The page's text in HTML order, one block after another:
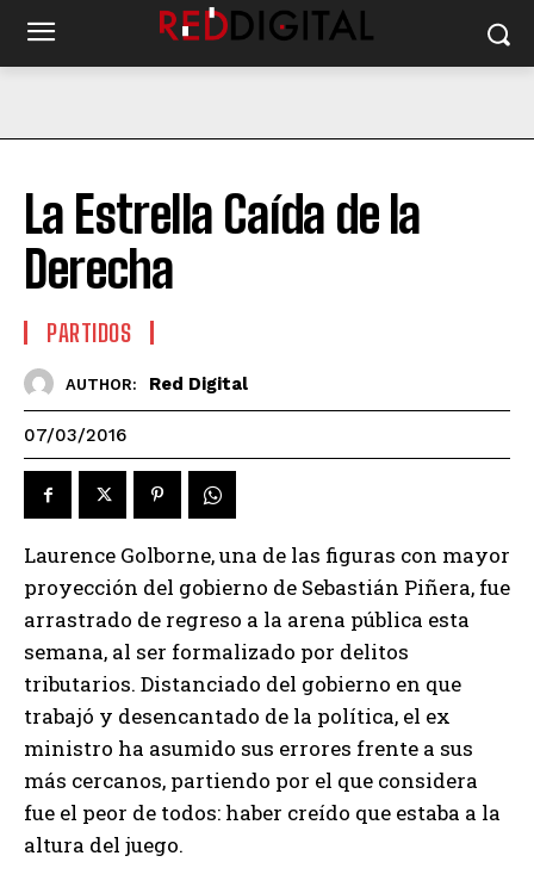
La Estrella Caída de la
Derecha
PARTIDOS
AUTHOR: Red Digital
07/03/2016
Laurence Golborne, una de las figuras con mayor
proyección del gobierno de Sebastián Piñera, fue
arrastrado de regreso a la arena pública esta
semana, al ser formalizado por delitos
tributarios. Distanciado del gobierno en que
trabajó y desencantado de la política, el ex
ministro ha asumido sus errores frente a sus
más cercanos, partiendo por el que considera
fue el peor de todos: haber creído que estaba a la
altura del juego.